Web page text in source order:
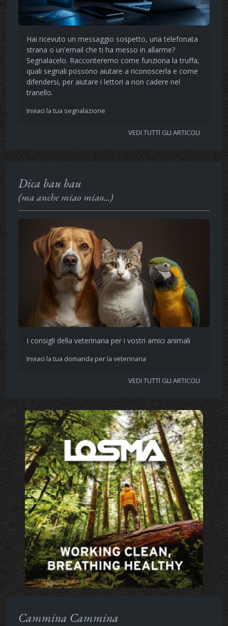
Hai ricevuto un messaggio sospetto, una telefonata
strana o un'email che ti ha messo in allarme?
Segnalacelo. Racconteremo come funziona la truffa,
quali segnali possono aiutare a riconoscerla e come
difendersi, per aiutare i lettori a non cadere nel
tranello.
Inviaci la tua segnalazione
VEDI TUTTI GLI ARTICOLI
Dica bau bau
(ma anche miao miao...)
I consigli della veterinaria per i vostri amici animali
Inviaci la tua domanda per la veterinaria
VEDI TUTTI GLI ARTICOLI
Cammina Cammina